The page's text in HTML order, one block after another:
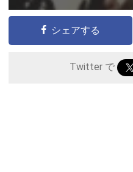
シェアする
Twitter で